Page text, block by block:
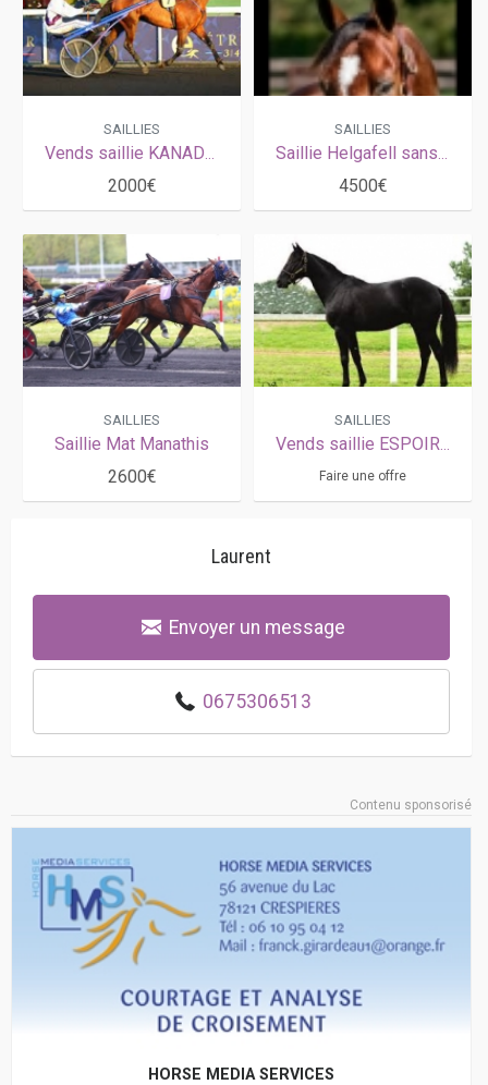
SAILLIES
Vends saillie KANADA (Earl Simon - Avila par Ready Cash)
2000€
SAILLIES
Saillie Helgafell sans tva
4500€
SAILLIES
Saillie Mat Manathis
2600€
SAILLIES
Vends saillie ESPOIR PRESTANCE (Ready Cash - Quelle Prestance par Buvetier d'Aunou)
Faire une offre
Laurent
Envoyer un message
0675306513
Contenu sponsorisé
HORSE MEDIA SERVICES